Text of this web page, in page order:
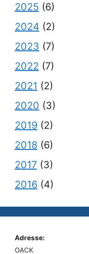
2025 (6)
2024 (2)
2023 (7)
2022 (7)
2021 (2)
2020 (3)
2019 (2)
2018 (6)
2017 (3)
2016 (4)
Adresse:
OACK